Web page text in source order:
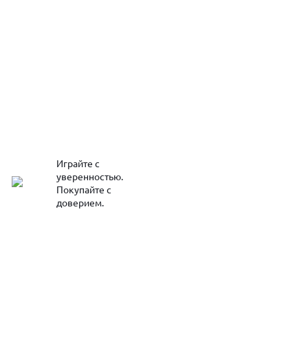
Играйте с
уверенностью.
Покупайте с
доверием.